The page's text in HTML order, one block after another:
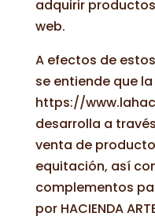
adquirir
web.
A efectos de
se entiende que
https://
desarrolla a
venta de
equitación, así
complementos
por HACIENDA